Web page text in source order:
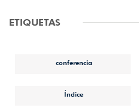
ETIQUETAS
conferencia
Índice